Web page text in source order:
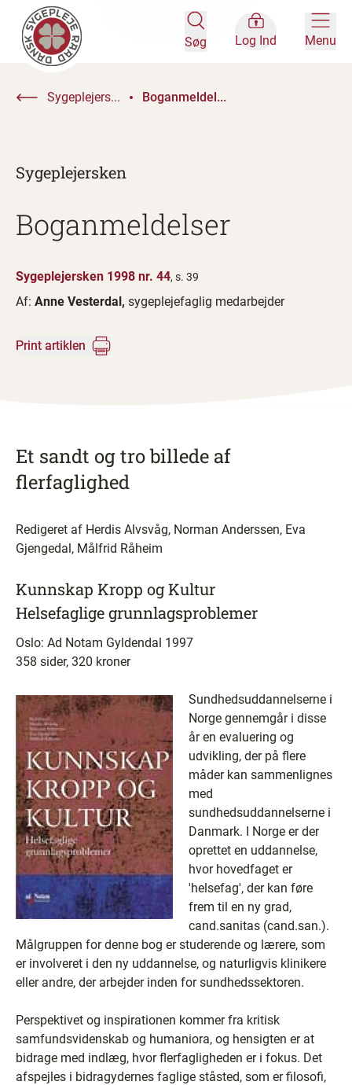
Søg Log Ind Menu
Sygeplejers... Boganmeldel...
Sygeplejersken
Boganmeldelser
Sygeplejersken 1998 nr. 44, s. 39
Af: Anne Vesterdal, sygeplejefaglig medarbejder
Print artiklen
Et sandt og tro billede af
flerfaglighed
Redigeret af Herdis Alvsvåg, Norman Anderssen, Eva
Gjengedal, Målfrid Råheim
Kunnskap Kropp og Kultur
Helsefaglige grunnlagsproblemer
Oslo: Ad Notam Gyldendal 1997
358 sider, 320 kroner
Sundhedsuddannelserne i
Norge gennemgår i disse
år en evaluering og
udvikling, der på flere
måder kan sammenlignes
med
sundhedsuddannelserne i
Danmark. I Norge er der
oprettet en uddannelse,
hvor hovedfaget er
'helsefag', der kan føre
frem til en ny grad,
cand.sanitas (cand.san.).
Målgruppen for denne bog er studerende og lærere, som
er involveret i den ny uddannelse, og naturligvis klinikere
eller andre, der arbejder inden for sundhedssektoren.
Perspektivet og inspirationen kommer fra kritisk
samfundsvidenskab og humaniora, og hensigten er at
bidrage med indlæg, hvor flerfagligheden er i fokus. Det
afspejles i bidragydernes faglige ståsted, som er filosofi,